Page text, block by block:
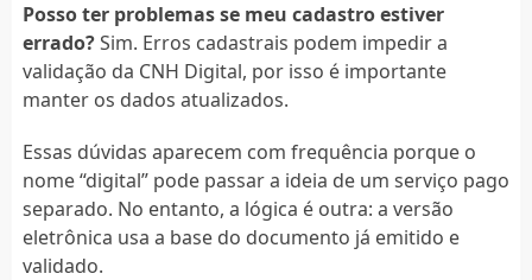
Posso ter problemas se meu cadastro estiver
errado?Sim. Erros cadastrais podem impedir a
validação da CNH Digital, por isso é importante
manter os dados atualizados.
Essas dúvidas aparecem com frequência porque o
nome “digital” pode passar a ideia de um serviço pago
separado. No entanto, a lógica é outra: a versão
eletrônica usa a base do documento já emitido e
validado.